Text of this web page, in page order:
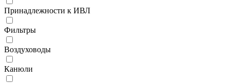
Принадлежности к ИВЛ
Фильтры
Воздуховоды
Канюли